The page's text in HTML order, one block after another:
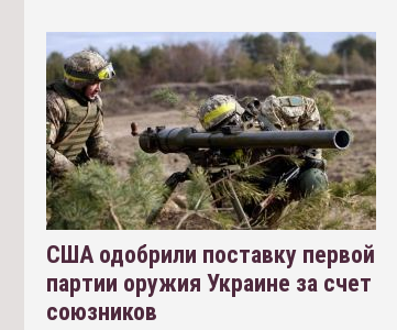
США одобрили поставку первой
партии оружия Украине за счет
союзников